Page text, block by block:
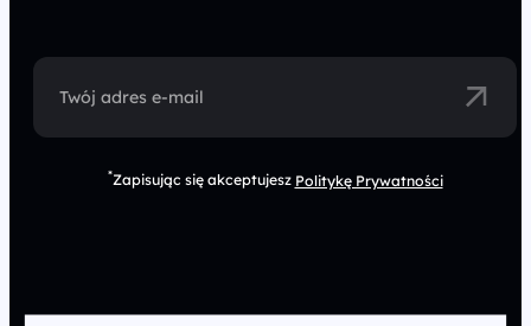
Twój adres e-mail
*Zapisując się akceptujesz Politykę Prywatności